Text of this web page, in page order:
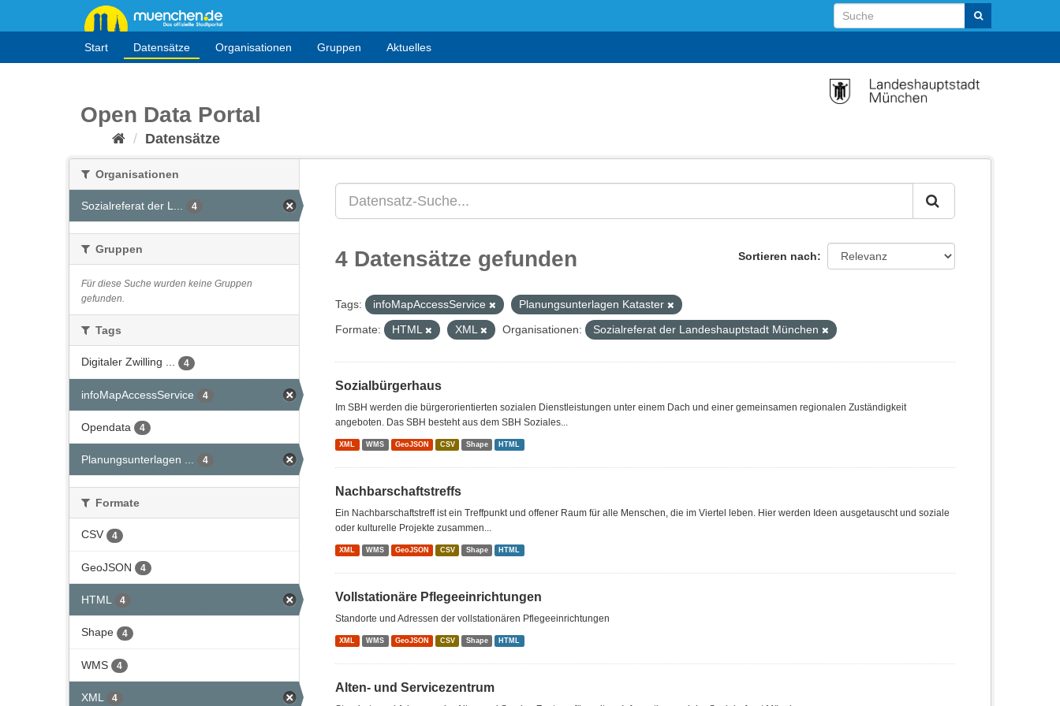
Start Datensätze Organisationen Gruppen Aktuelles
Open Data Portal
Datensätze
Organisationen
Sozialreferat der L... 4
Gruppen
Für diese Suche wurden keine Gruppen
gefunden.
Tags
Digitaler Zwilling ... 4
infoMapAccessService 4
Opendata 4
Planungsunterlagen ... 4
Formate
CSV 4
GeoJSON 4
HTML 4
Shape 4
WMS 4
XML 4
Sortieren nach
4 Datensätze gefunden
Tags: infoMapAccessService
Planungsunterlagen Kataster
Formate:
HTML XML Organisationen: Sozialreferat der Landeshauptstadt München
Sozialbürgerhaus
Im SBH werden die bürgerorientierten sozialen Dienstleistungen unter einem Dach und einer gemeinsamen regionalen Zuständigkeit
angeboten. Das SBH besteht aus dem SBH Soziales...
XML WMS GeoJSON CSV Shape HTML
Nachbarschaftstreffs
Ein Nachbarschaftstreff ist ein Treffpunkt und offener Raum für alle Menschen, die im Viertel leben. Hier werden Ideen ausgetauscht und soziale
oder kulturelle Projekte zusammen...
XML WMS GeoJSON CSV Shape HTML
Vollstationäre Pflegeeinrichtungen
Standorte und Adressen der vollstationären Pflegeeinrichtungen
XML WMS GeoJSON CSV Shape HTML
Alten- und Servicezentrum